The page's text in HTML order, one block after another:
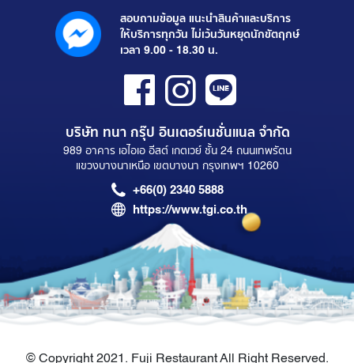
สอบถามข้อมูล แนะนำสินค้าและบริการ
ให้บริการทุกวัน ไม่เว้นวันหยุดนักขัตฤกษ์
เวลา 9.00 - 18.30 น.
บริษัท ทนา กรุ๊ป อินเตอร์เนชั่นแนล จำกัด
989 อาคาร เอไอเอ อีสต์ เกตเวย์ ชั้น 24 ถนนเทพรัตน
แขวงบางนาเหนือ เขตบางนา กรุงเทพฯ 10260
+66(0) 2340 5888
https://www.tgi.co.th
© Copyright 2021. Fuji Restaurant All Right Reserved.